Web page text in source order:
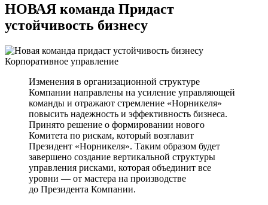
НОВАЯ команда Придаст
устойчивость бизнесу
Корпоративное управление
Изменения в организационной структуре
Компании направлены на усиление управляющей
команды и отражают стремление «Норникеля»
повысить надежность и эффективность бизнеса.
Принято решение о формировании нового
Комитета по рискам, который возглавит
Президент «Норникеля». Таким образом будет
завершено создание вертикальной структуры
управления рисками, которая объединит все
уровни — от мастера на производстве
до Президента Компании.